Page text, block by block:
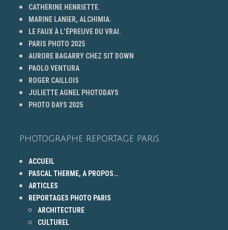
CATHERINE HENRIETTE.
MARINE LANIER, ALCHIMIA.
LE FAUX À L’ÉPREUVE DU VRAI.
PARIS PHOTO 2025
AURORE BAGARRY CHEZ SIT DOWN
PAOLO VENTURA
ROGER CAILLOIS
JULIETTE AGNEL PHOTODAYS
PHOTO DAYS 2025
PHOTOGRAPHE REPORTAGE PARIS
ACCUEIL
PASCAL THERME, A PROPOS…
ARTICLES
REPORTAGES PHOTO PARIS
ARCHITECTURE
CULTUREL